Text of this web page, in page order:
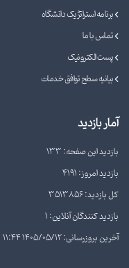
برنامه استراتژیک دانشگاه
تماس با ما
پست الکترونیک
بیانیه سطح توافق خدمات
آمار بازدید
بازدید این صفحه: 133
بازدید امروز: 4191
کل بازدید: 3513856
بازدید کنندگان آنلاین: 1
آخرین بروزرسانی: 1405/05/12 11:44